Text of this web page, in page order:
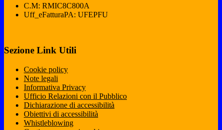
C.M: RMIC8C800A
Uff_eFatturaPA: UFEPFU
Sezione Link Utili
Cookie policy
Note legali
Informativa Privacy
Ufficio Relazioni con il Pubblico
Dichiarazione di accessibilità
Obiettivi di accessibilità
Whistleblowing